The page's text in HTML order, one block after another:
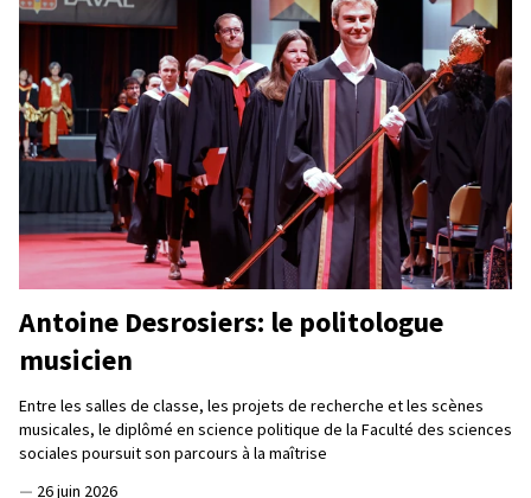
Antoine Desrosiers: le politologue
musicien
Entre les salles de classe, les projets de recherche et les scènes
musicales, le diplômé en science politique de la Faculté des sciences
sociales poursuit son parcours à la maîtrise
— 26 juin 2026